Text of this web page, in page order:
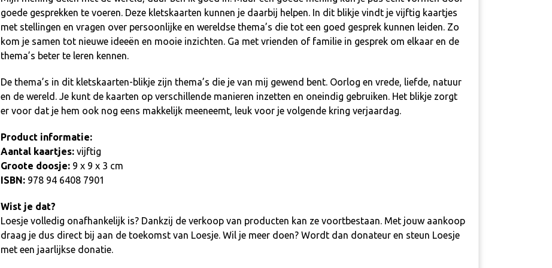
goede gesprekken te voeren. Deze kletskaarten kunnen je daarbij helpen. In dit blikje vindt je vijftig kaartjes
met stellingen en vragen over persoonlijke en wereldse thema’s die tot een goed gesprek kunnen leiden. Zo
kom je samen tot nieuwe ideeën en mooie inzichten. Ga met vrienden of familie in gesprek om elkaar en de
thema’s beter te leren kennen.
De thema’s in dit kletskaarten-blikje zijn thema’s die je van mij gewend bent. Oorlog en vrede, liefde, natuur
en de wereld. Je kunt de kaarten op verschillende manieren inzetten en oneindig gebruiken. Het blikje zorgt
er voor dat je hem ook nog eens makkelijk meeneemt, leuk voor je volgende kring verjaardag.
Product informatie:
Aantal kaartjes: vijftig
Groote doosje: 9 x 9 x 3 cm
ISBN: 978 94 6408 7901
Wist je dat?
Loesje volledig onafhankelijk is? Dankzij de verkoop van producten kan ze voortbestaan. Met jouw aankoop
draag je dus direct bij aan de toekomst van Loesje. Wil je meer doen? Wordt dan donateur en steun Loesje
met een jaarlijkse donatie.